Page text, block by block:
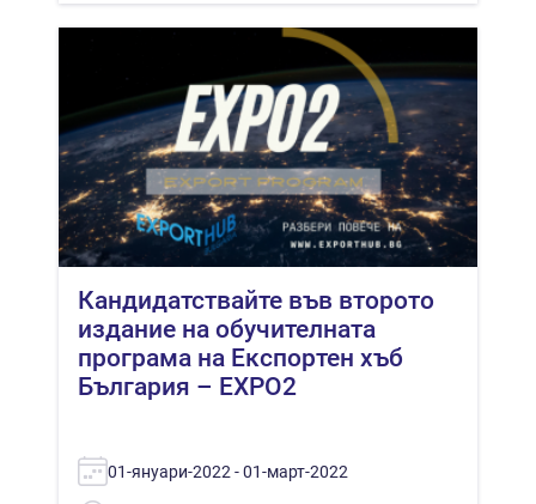
Кандидатствайте във второто
издание на обучителната
програма на Експортен хъб
България – EXPO2
01-януари-2022 - 01-март-2022